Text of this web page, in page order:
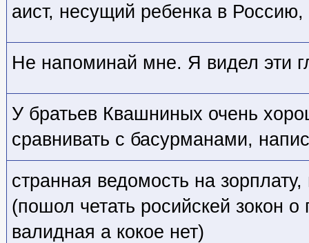
аист, несущий ребенка в
Не напоминай мне. Я видел эти
У братьев Квашниных очень
сравнивать с басурманами,
странная ведомость на
(пошол четать росийскей зокон о
валидная а кокое нет)